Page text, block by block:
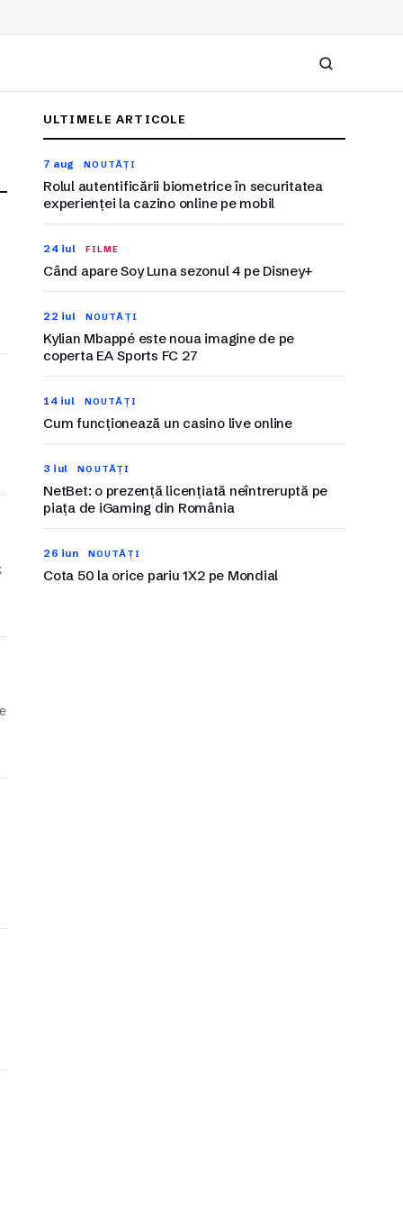
Caută
ULTIMELE ARTICOLE
7 aug NOUTĂȚI
Rolul autentificării biometrice în securitatea
experienței la cazino online pe mobil
24 iul FILME
Când apare Soy Luna sezonul 4 pe Disney+
22 iul NOUTĂȚI
Kylian Mbappé este noua imagine de pe
coperta EA Sports FC 27
14 iul NOUTĂȚI
Cum funcționează un casino live online
3 iul NOUTĂȚI
NetBet: o prezență licențiată neîntreruptă pe
piața de iGaming din România
26 iun NOUTĂȚI
Cota 50 la orice pariu 1X2 pe Mondial